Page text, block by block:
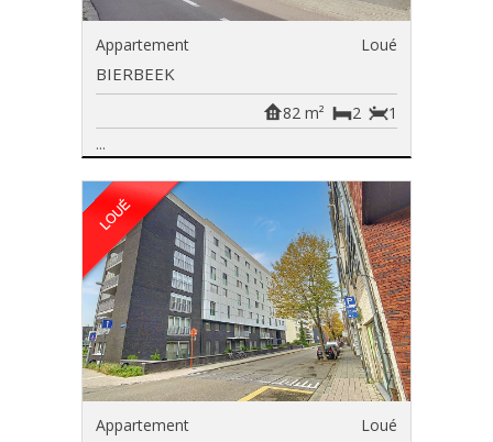
Appartement Loué
BIERBEEK
1
2
82 m²
...
Appartement Loué